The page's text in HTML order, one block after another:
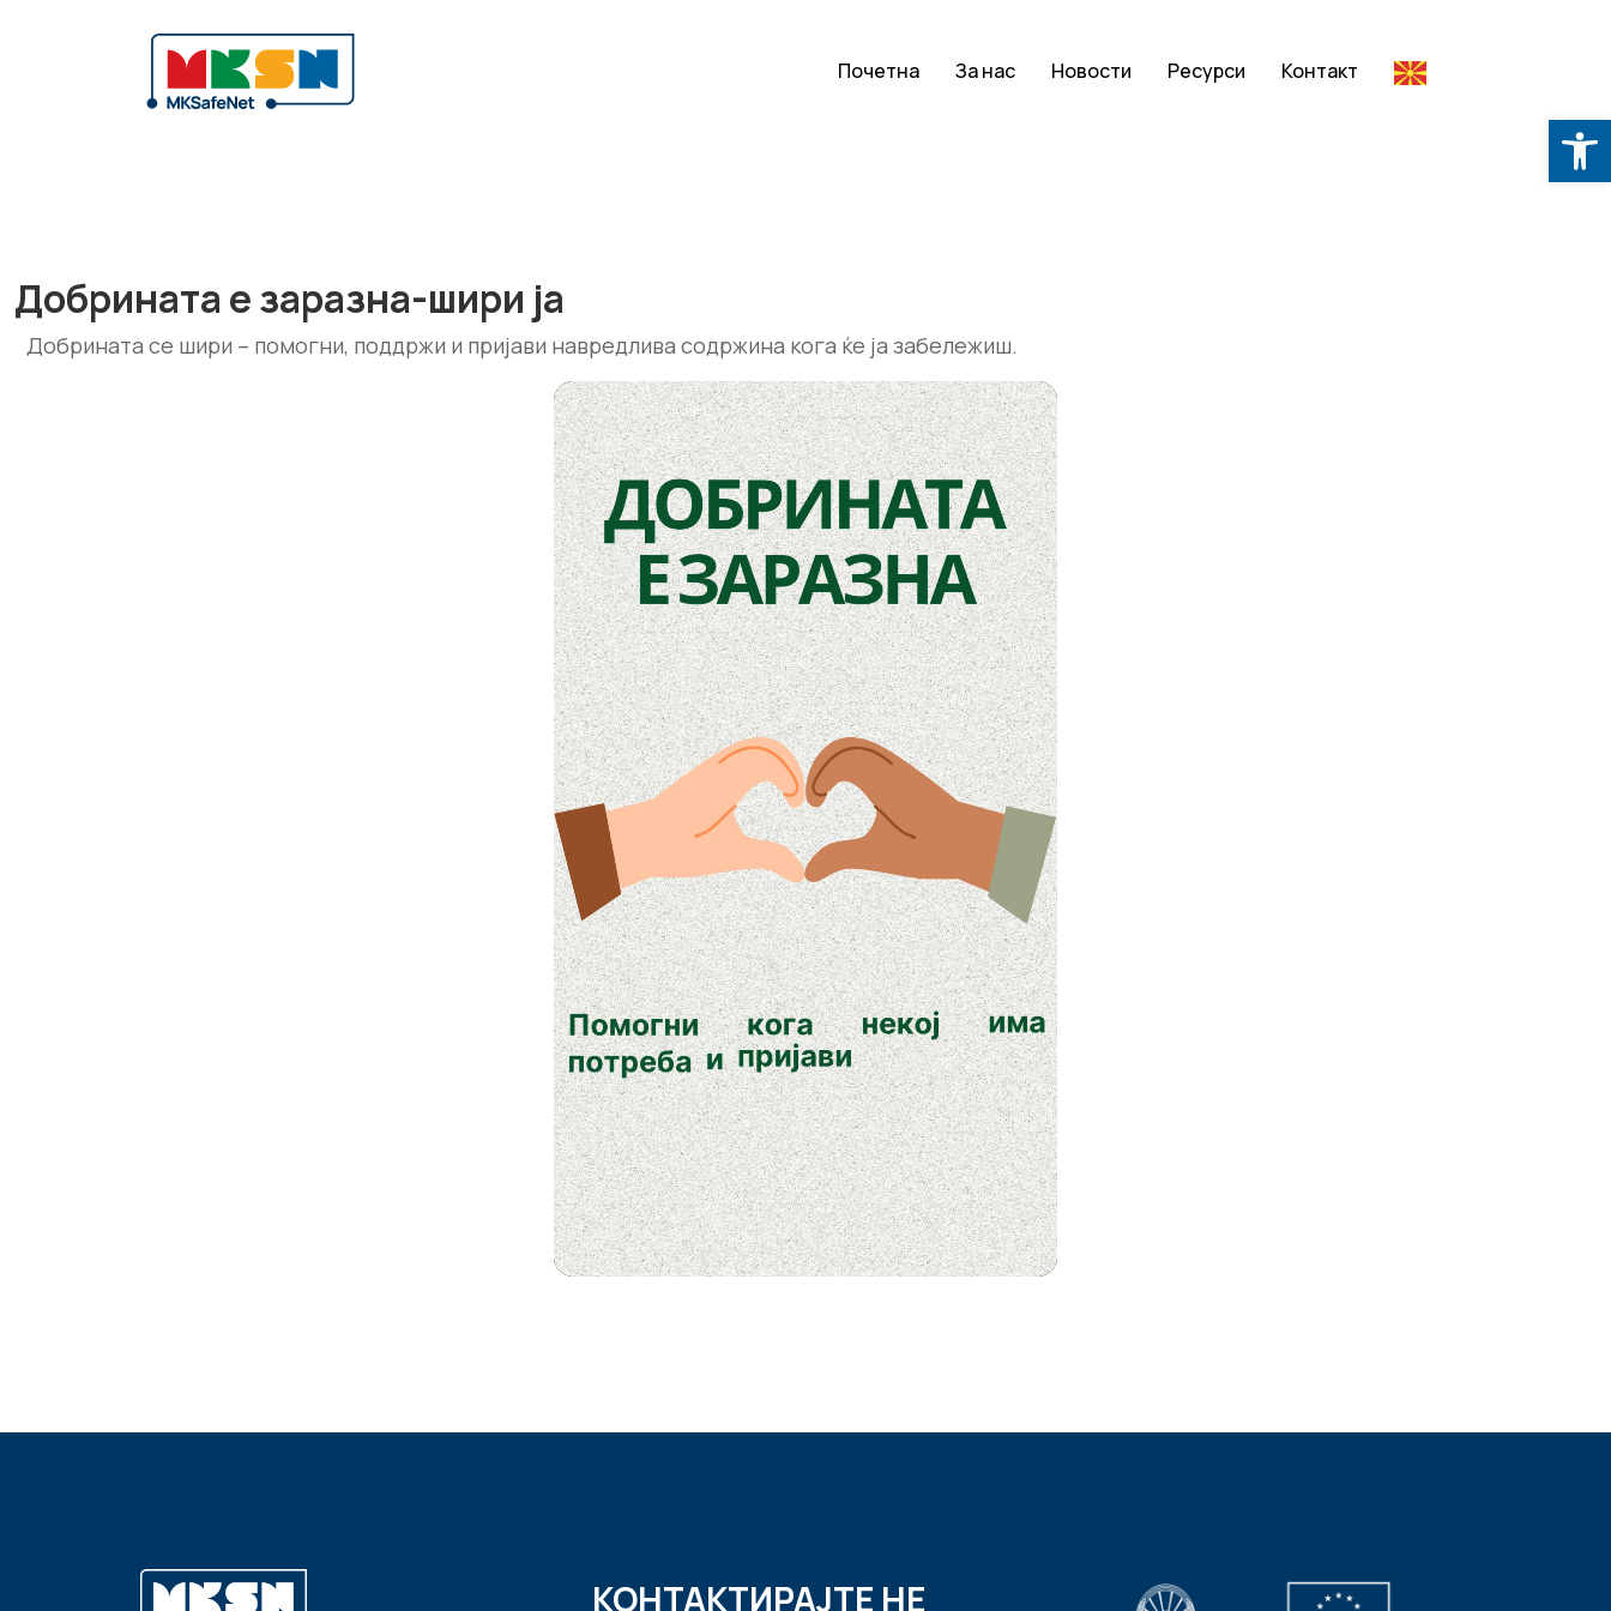
Почетна За нас Новости Ресурси Контакт
Добрината е заразна-шири ја
Добрината се шири – помогни, поддржи и пријави навредлива содржина кога ќе ја забележиш.
КОНТАКТИРАЈТЕ НЕ